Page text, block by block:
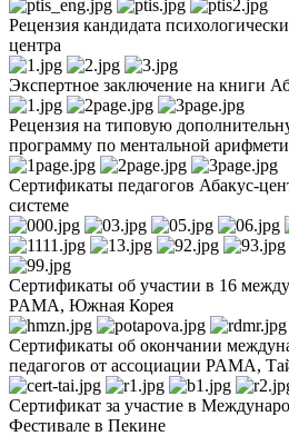
Рецензия кандидата
центра
Экспертное заключение на книги
Рецензия на типовую
программу по ментальной
Сертификаты педагогов Абакус-
системе
Сертификаты об участии в 16
PAMA, Южная Корея
Сертификаты об окончании
педагогов от ассоциации PAMA,
Сертификат за участие в
Фестивале в Пекине